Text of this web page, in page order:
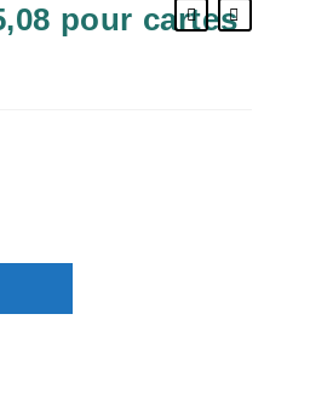
pour cartes